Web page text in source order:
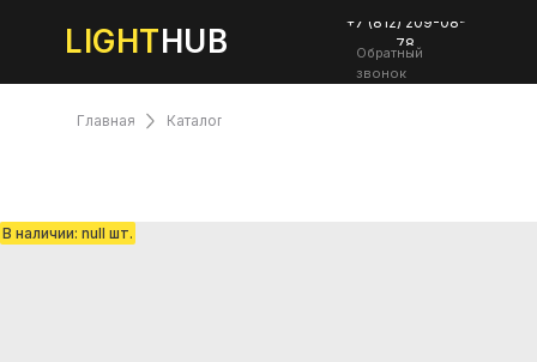
LIGHTHUB
+7 (812) 209-08-
78
Обратный
звонок
Каталог
Главная